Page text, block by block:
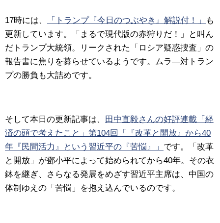
17時には、 「トランプ『今日のつぶやき』解説付！」
も
更新しています。「まるで現代版の赤狩りだ！」と叫ん
だトランプ大統領。リークされた「ロシア疑惑捜査」の
報告書に焦りを募らせているようです。ムラ―対トラン
プの勝負も大詰めです。
そして本日の更新記事は、
田中直毅さんの好評連載「経
済の頭で考えたこと」第104回「『改革と開放』から40
年『民間活力』という習近平の『苦悩』」 です。「改革
と開放」が鄧小平によって始められてから40年。その衣
鉢を継ぎ、さらなる発展をめざす習近平主席は、中国の
体制ゆえの「苦悩」を抱え込んでいるのです。